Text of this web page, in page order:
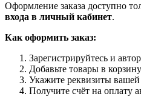
Оформление заказа доступно
входа в личный кабинет.
Как оформить заказ:
Зарегистрируйтесь и
Добавьте товары в корзину
Укажите реквизиты вашей
Получите счёт на оплату